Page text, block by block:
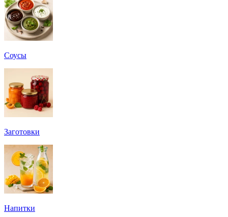
Соусы
Заготовки
Напитки